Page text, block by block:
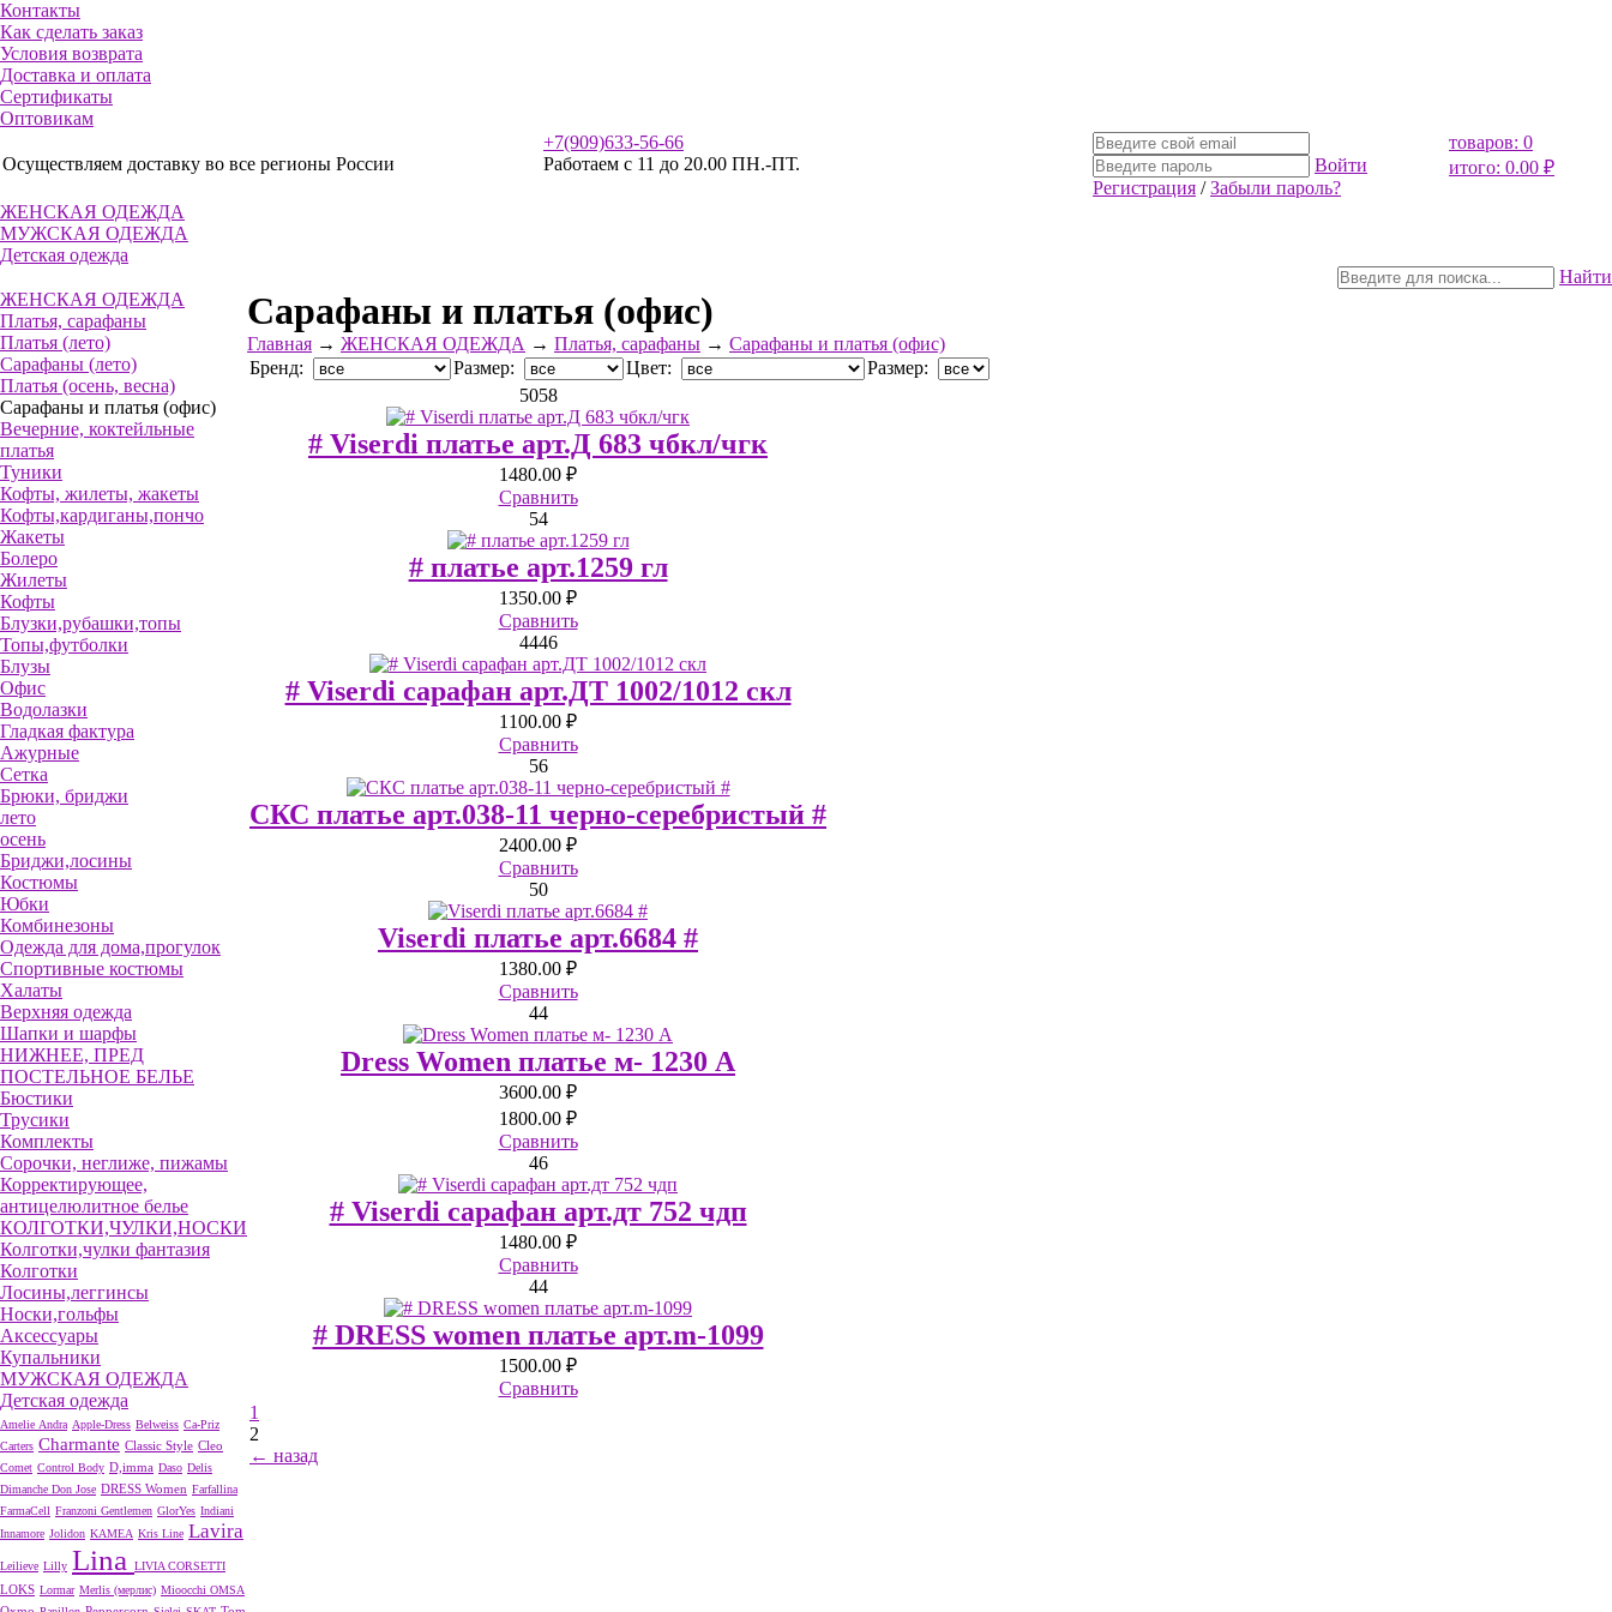
Контакты
Как сделать заказ
Условия возврата
Доставка и оплата
Сертификаты
Оптовикам
Осуществляем доставку во все регионы России
+7(909)633-56-66
Работаем с 11 до 20.00 ПН.-ПТ.
Войти
Регистрация /Забыли пароль?
товаров: 0
итого: 0.00 ₽
ЖЕНСКАЯ ОДЕЖДА
МУЖСКАЯ ОДЕЖДА
Детская одежда
Найти
ЖЕНСКАЯ ОДЕЖДА
Платья, сарафаны
Платья (лето)
Сарафаны (лето)
Платья (осень, весна)
Сарафаны и платья (офис)
Вечерние, коктейльные
платья
Туники
Кофты, жилеты, жакеты
Кофты,кардиганы,пончо
Жакеты
Болеро
Жилеты
Кофты
Блузки,рубашки,топы
Топы,футболки
Блузы
Офис
Водолазки
Гладкая фактура
Ажурные
Сетка
Брюки, бриджи
лето
осень
Бриджи,лосины
Костюмы
Юбки
Комбинезоны
Одежда для дома,прогулок
Спортивные костюмы
Халаты
Верхняя одежда
Шапки и шарфы
НИЖНЕЕ, ПРЕД
ПОСТЕЛЬНОЕ БЕЛЬЕ
Бюстики
Трусики
Комплекты
Сорочки, неглиже, пижамы
Корректирующее,
антицелюлитное белье
КОЛГОТКИ,ЧУЛКИ,НОСКИ
Колготки,чулки фантазия
Колготки
Лосины,леггинсы
Носки,гольфы
Аксессуары
Купальники
МУЖСКАЯ ОДЕЖДА
Детская одежда
Amelie Andra Apple-Dress Belweiss Ca-Priz
Carters Charmante Classic Style Cleo
Comet Control Body D,imma Daso Delis
Dimanche Don Jose DRESS Women Farfallina
FarmaCell Franzoni Gentlemen GlorYes Indiani
Innamore Jolidon KAMEA Kris Line Lavira
Leilieve Lilly Lina LIVIA CORSETTI
LOKS Lormar Merlis (мерлис) Mioocchi OMSA
Сарафаны и платья (офис)
Главная → ЖЕНСКАЯ ОДЕЖДА → Платья, сарафаны → Сарафаны и платья (офис)
Бренд:
Размер: Цвет:
Размер:
5058
# Viserdi платье арт.Д 683 чбкл/чгк
1480.00 ₽
Сравнить
54
# платье арт.1259 гл
1350.00 ₽
Сравнить
4446
# Viserdi сарафан арт.ДТ 1002/1012 скл
1100.00 ₽
Сравнить
56
СКС платье арт.038-11 черно-серебристый #
2400.00 ₽
Сравнить
50
Viserdi платье арт.6684 #
1380.00 ₽
Сравнить
44
Dress Women платье м- 1230 A
3600.00 ₽
1800.00 ₽
Сравнить
46
# Viserdi сарафан арт.дт 752 чдп
1480.00 ₽
Сравнить
44
# DRESS women платье арт.m-1099
1500.00 ₽
Сравнить
1
2
← назад